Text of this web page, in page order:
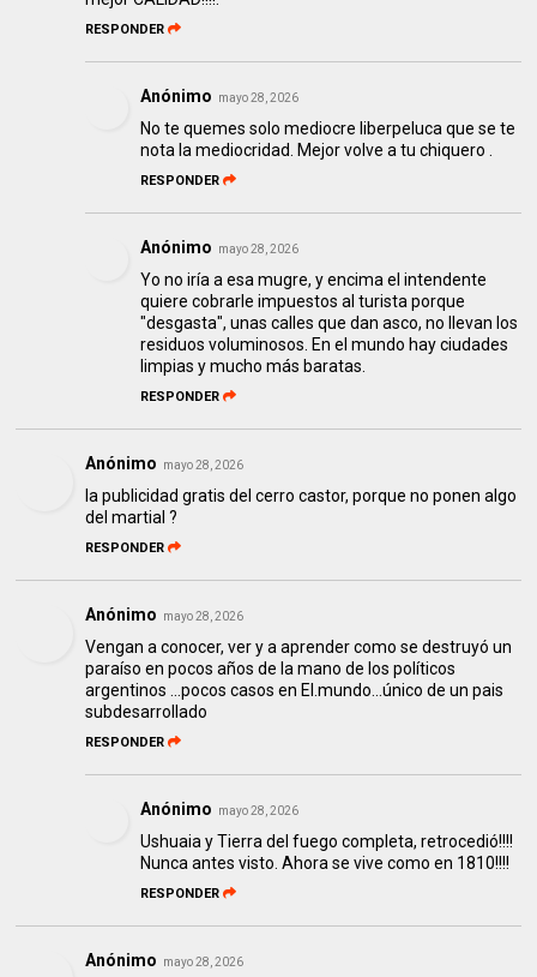
RESPONDER
Anónimo mayo 28, 2026
No te quemes solo mediocre liberpeluca que se te
nota la mediocridad. Mejor volve a tu chiquero .
RESPONDER
Anónimo mayo 28, 2026
Yo no iría a esa mugre, y encima el intendente
quiere cobrarle impuestos al turista porque
"desgasta", unas calles que dan asco, no llevan los
residuos voluminosos. En el mundo hay ciudades
limpias y mucho más baratas.
RESPONDER
Anónimo mayo 28, 2026
la publicidad gratis del cerro castor, porque no ponen algo
del martial ?
RESPONDER
Anónimo mayo 28, 2026
Vengan a conocer, ver y a aprender como se destruyó un
paraíso en pocos años de la mano de los políticos
argentinos ...pocos casos en El.mundo...único de un pais
subdesarrollado
RESPONDER
Anónimo mayo 28, 2026
Ushuaia y Tierra del fuego completa, retrocedió!!!!
Nunca antes visto. Ahora se vive como en 1810!!!!
RESPONDER
Anónimo mayo 28, 2026